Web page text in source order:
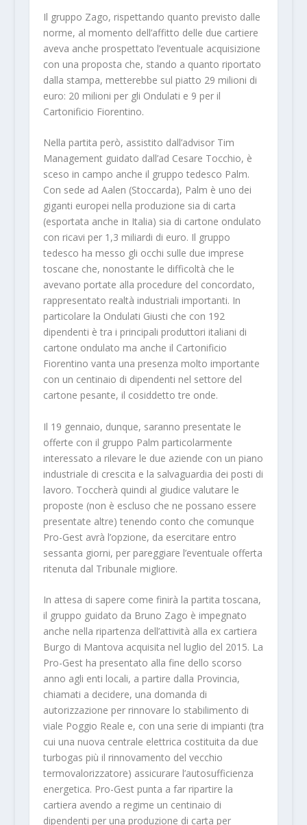
Il gruppo Zago, rispettando quanto previsto dalle
norme, al momento dell’affitto delle due cartiere
aveva anche prospettato l’eventuale acquisizione
con una proposta che, stando a quanto riportato
dalla stampa, metterebbe sul piatto 29 milioni di
euro: 20 milioni per gli Ondulati e 9 per il
Cartonificio Fiorentino.
Nella partita però, assistito dall’advisor Tim
Management guidato dall’ad Cesare Tocchio, è
sceso in campo anche il gruppo tedesco Palm.
Con sede ad Aalen (Stoccarda), Palm è uno dei
giganti europei nella produzione sia di carta
(esportata anche in Italia) sia di cartone ondulato
con ricavi per 1,3 miliardi di euro. Il gruppo
tedesco ha messo gli occhi sulle due imprese
toscane che, nonostante le difficoltà che le
avevano portate alla procedure del concordato,
rappresentato realtà industriali importanti. In
particolare la Ondulati Giusti che con 192
dipendenti è tra i principali produttori italiani di
cartone ondulato ma anche il Cartonificio
Fiorentino vanta una presenza molto importante
con un centinaio di dipendenti nel settore del
cartone pesante, il cosiddetto tre onde.
Il 19 gennaio, dunque, saranno presentate le
offerte con il gruppo Palm particolarmente
interessato a rilevare le due aziende con un piano
industriale di crescita e la salvaguardia dei posti di
lavoro. Toccherà quindi al giudice valutare le
proposte (non è escluso che ne possano essere
presentate altre) tenendo conto che comunque
Pro-Gest avrà l’opzione, da esercitare entro
sessanta giorni, per pareggiare l’eventuale offerta
ritenuta dal Tribunale migliore.
In attesa di sapere come finirà la partita toscana,
il gruppo guidato da Bruno Zago è impegnato
anche nella ripartenza dell’attività alla ex cartiera
Burgo di Mantova acquisita nel luglio del 2015. La
Pro-Gest ha presentato alla fine dello scorso
anno agli enti locali, a partire dalla Provincia,
chiamati a decidere, una domanda di
autorizzazione per rinnovare lo stabilimento di
viale Poggio Reale e, con una serie di impianti (tra
cui una nuova centrale elettrica costituita da due
turbogas più il rinnovamento del vecchio
termovalorizzatore) assicurare l’autosufficienza
energetica. Pro-Gest punta a far ripartire la
cartiera avendo a regime un centinaio di
dipendenti per una produzione di carta per